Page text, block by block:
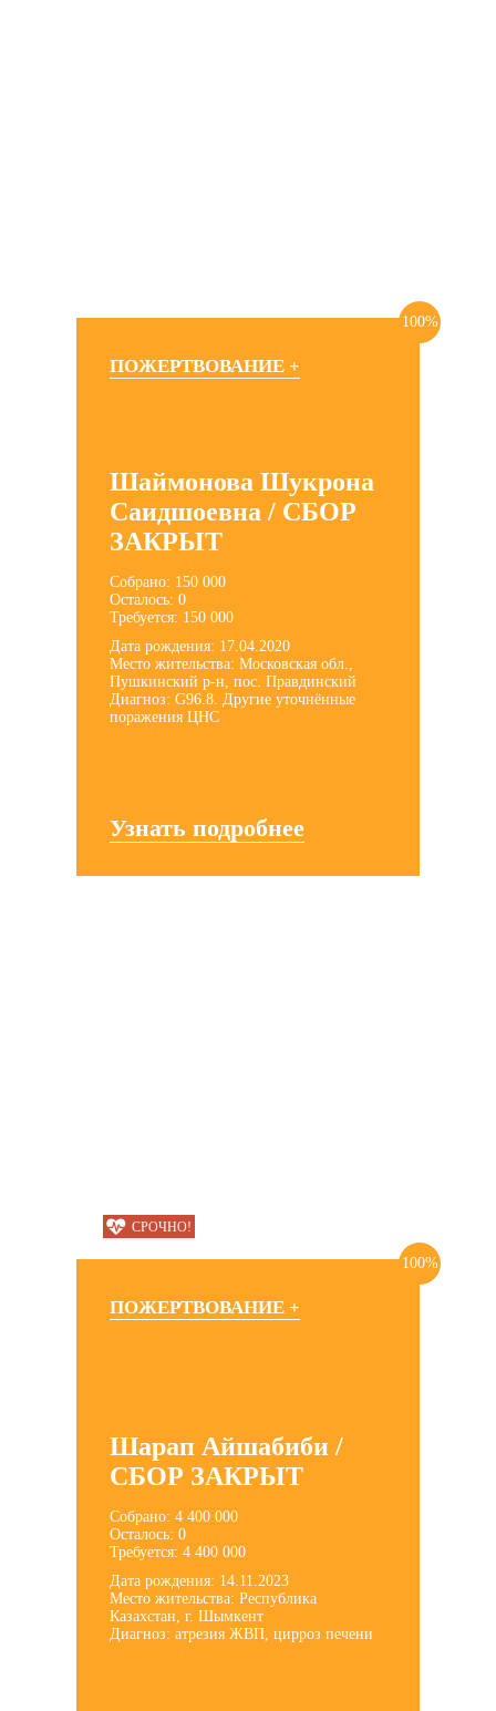
100%
ПОЖЕРТВОВАНИЕ +
Шаймонова Шукрона
Саидшоевна / СБОР
ЗАКРЫТ
Собрано: 150 000
Осталось: 0
Требуется: 150 000
Дата рождения: 17.04.2020
Место жительства: Московская обл.,
Пушкинский р-н, пос. Правдинский
Диагноз: G96.8. Другие уточнённые
поражения ЦНС
Узнать подробнее
СРОЧНО!
100%
ПОЖЕРТВОВАНИЕ +
Шарап Айшабиби /
СБОР ЗАКРЫТ
Собрано: 4 400 000
Осталось: 0
Требуется: 4 400 000
Дата рождения: 14.11.2023
Место жительства: Республика
Казахстан, г. Шымкент
Диагноз: атрезия ЖВП, цирроз печени